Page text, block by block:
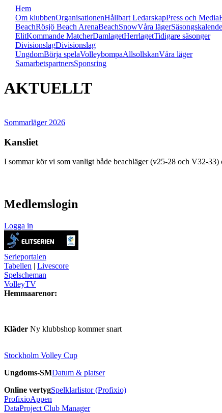
Hem
Om klubbenOrganisationenHållbart LedarskapPress och Media
BeachRösjö Beach ArenaBeachSnowVåra läger
ElitKommande MatcherDamlagetHerrlagetTidigare säsonger
DivisionslagDivisionslag
UngdomBörja spelaVolleybompaAllsollskanVåra läger
SamarbetspartnersSponsring
AKTUELLT
Sommarläger 2026
Kansliet
I sommar kör vi som vanligt både beachläger (v25-28 och V32-
Medlemslogin
Logga in
Serieportalen
Tabellen | Livescore
Spelscheman
VolleyTV
Hemmaarenor:
Kläder Ny klubbshop kommer snart
Stockholm Volley Cup
Ungdoms-SMDatum & platser
Online vertygSpelklarlistor (Profixio)
ProfixioAppen
DataProject Club Manager